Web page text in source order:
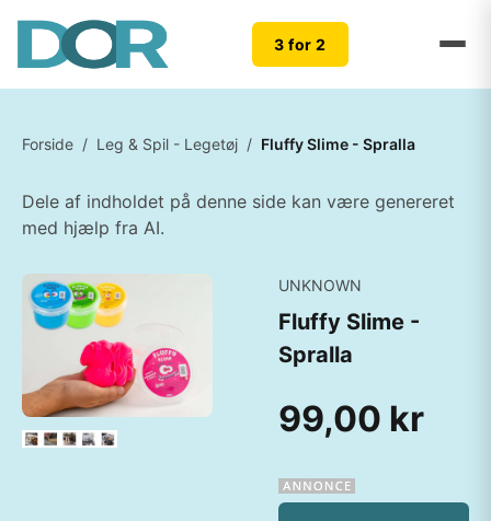
3 for 2
Forside / Leg & Spil - Legetøj / Fluffy Slime - Spralla
Dele af indholdet på denne side kan være genereret
med hjælp fra AI.
UNKNOWN
Fluffy Slime -
Spralla
99,00 kr